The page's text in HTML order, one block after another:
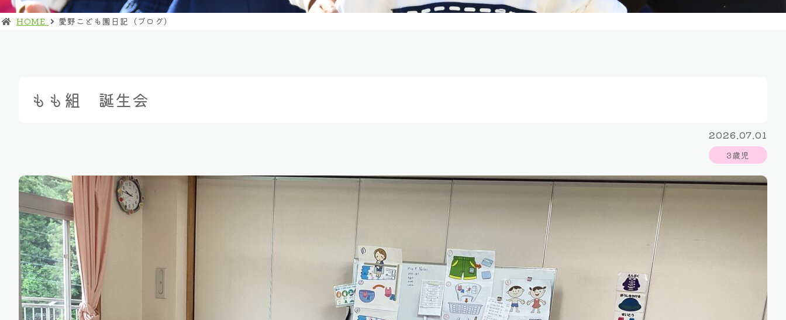
HOME 愛野こども園日記（ブログ）
もも組 誕生会
2026.07.01
3歳児